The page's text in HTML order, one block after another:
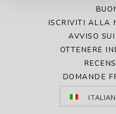
ISCRIVITI ALLA
AVVISO
OTTENERE
DOMANDE